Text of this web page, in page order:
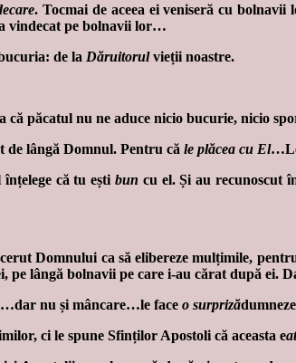
. Tocmai de aceea ei veniseră cu
vindecat pe bolnavii lor…
de la Dăruitorulvieții noastre.
că păcatul nu ne aduce nicio bucurie, nicio
lângă Domnul. Pentru că le plăcea cu El
înțelege că tu eștibun cu el. Și au recunoscut
Domnului ca să elibereze mulțimile,
pe lângă bolnavii pe care i-au cărat după ei.
nu și mâncare…le face o surpriză
ci le spune Sfinților Apostoli că aceasta e